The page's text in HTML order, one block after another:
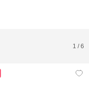
1 /6